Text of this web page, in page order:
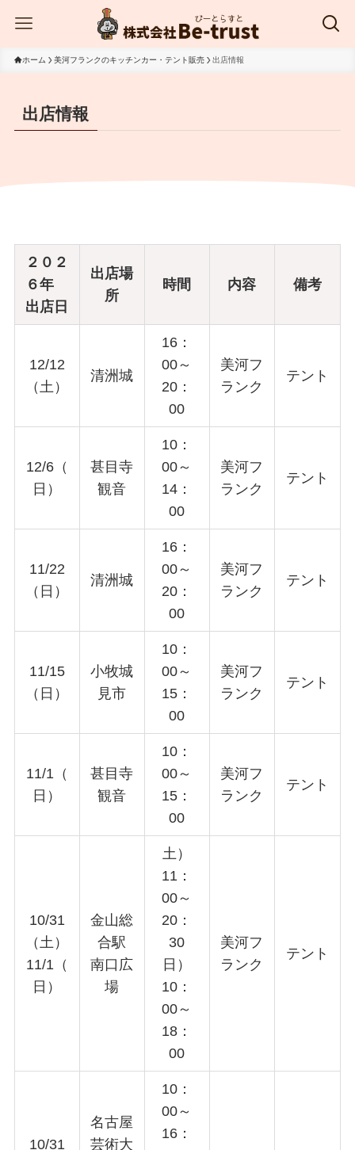
ホーム 美河フランクのキッチンカー・テント販売 出店情報
出店情報
２０２
６年
出店日
出店場
所
時間 内容 備考
12/12
（土）
清洲城
16：
00～
20：
00
美河フ
ランク
テント
12/6（
日）
甚目寺
観音
10：
00～
14：
00
美河フ
ランク
テント
11/22
（日）
清洲城
16：
00～
20：
00
美河フ
ランク
テント
11/15
（日）
小牧城
見市
10：
00～
15：
00
美河フ
ランク
テント
11/1（
日）
甚目寺
観音
10：
00～
15：
00
美河フ
ランク
テント
10/31
（土）
11/1（
日）
金山総
合駅
南口広
場
土）
11：
00～
20：
30
日）
10：
00～
18：
00
美河フ
ランク
テント
10/31
名古屋
芸術大
10：
00～
16：